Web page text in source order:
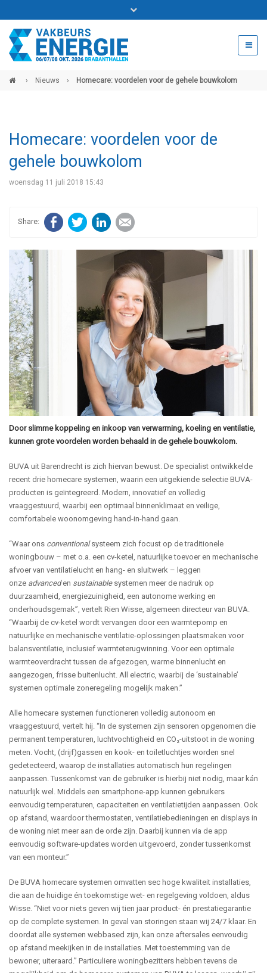
Bel ons voor info 0294 - 74 50 70
beurs@54events.nl
› Nieuws › Homecare: voordelen voor de gehele bouwkolom
Homecare: voordelen voor de
gehele bouwkolom
woensdag 11 juli 2018 15:43
FacebookTwitter LinkedIn
Door slimme koppeling en inkoop van verwarming, koeling en ventilatie,
kunnen grote voordelen worden behaald in de gehele bouwkolom.
BUVA uit Barendrecht is zich hiervan bewust. De specialist ontwikkelde
recent drie homecare systemen, waarin een uitgekiende selectie BUVA-
producten is geïntegreerd. Modern, innovatief en volledig
vraaggestuurd, waarbij een optimaal binnenklimaat en veilige,
comfortabele woonomgeving hand-in-hand gaan.
“Waar ons conventionalsysteem zich focust op de traditionele
woningbouw – met o.a. een cv-ketel, natuurlijke toevoer en mechanische
afvoer van ventilatielucht en hang- en sluitwerk – leggen
onze advanceden sustainablesystemen meer de nadruk op
duurzaamheid, energiezuinigheid, een autonome werking en
onderhoudsgemak”, vertelt Rien Wisse, algemeen directeur van BUVA.
“Waarbij de cv-ketel wordt vervangen door een warmtepomp en
natuurlijke en mechanische ventilatie-oplossingen plaatsmaken voor
balansventilatie, inclusief warmteterugwinning. Voor een optimale
warmteoverdracht tussen de afgezogen, warme binnenlucht en
aangezogen, frisse buitenlucht. All electric, waarbij de ‘sustainable’
systemen optimale zoneregeling mogelijk maken.”
Alle homecare systemen functioneren volledig autonoom en
vraaggestuurd, vertelt hij. “In de systemen zijn sensoren opgenomen die
permanent temperaturen, luchtvochtigheid en CO₂-uitstoot in de woning
meten. Vocht, (drijf)gassen en kook- en toiletluchtjes worden snel
gedetecteerd, waarop de installaties automatisch hun regelingen
aanpassen. Tussenkomst van de gebruiker is hierbij niet nodig, maar kán
natuurlijk wel. Middels een smartphone-app kunnen gebruikers
eenvoudig temperaturen, capaciteiten en ventilatietijden aanpassen. Ook
op afstand, waardoor thermostaten, ventilatiebedieningen en displays in
de woning niet meer aan de orde zijn. Daarbij kunnen via de app
eenvoudig software-updates worden uitgevoerd, zonder tussenkomst
van een monteur.”
De BUVA homecare systemen omvatten sec hoge kwaliteit installaties,
die aan de huidige én toekomstige wet- en regelgeving voldoen, aldus
Wisse. “Niet voor niets geven wij tien jaar product- én prestatiegarantie
op de complete systemen. In geval van storingen staan wij 24/7 klaar. En
doordat alle systemen webbased zijn, kan onze aftersales eenvoudig
op afstand meekijken in de installaties. Met toestemming van de
bewoner, uiteraard.” Particuliere woningbezitters hebben tevens de